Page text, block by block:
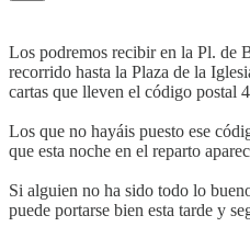
Los podremos recibir en la Pl. de
recorrido hasta la Plaza de la
cartas que lleven el código postal
Los que no hayáis puesto ese
que esta noche en el reparto
Si alguien no ha sido todo lo
puede portarse bien esta tarde y